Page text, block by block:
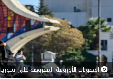
العقوبات الأوروبية المفروضة على سوريا